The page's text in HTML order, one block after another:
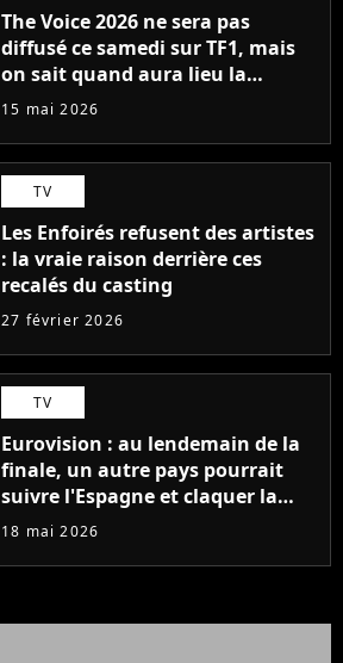
The Voice 2026 ne sera pas
diffusé ce samedi sur TF1, mais
on sait quand aura lieu la
grande finale
15 mai 2026
TV
Les Enfoirés refusent des artistes
: la vraie raison derrière ces
recalés du casting
27 février 2026
TV
Eurovision : au lendemain de la
finale, un autre pays pourrait
suivre l'Espagne et claquer la
porte
18 mai 2026